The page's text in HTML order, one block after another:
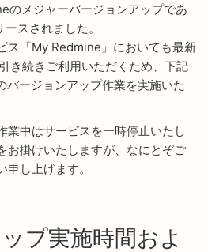
のメジャーバージョンアップであ
スされました。
ス「My Redmine」においても最新
き続きご利用いただくため、下記
ージョンアップ作業を実施いた
業中はサービスを一時停止いたし
お掛けいたしますが、なにとぞご
し上げます。
プ実施時間およ